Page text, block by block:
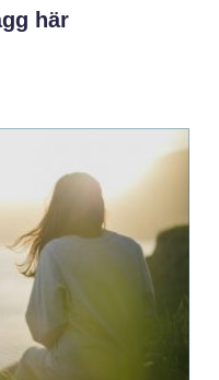
här